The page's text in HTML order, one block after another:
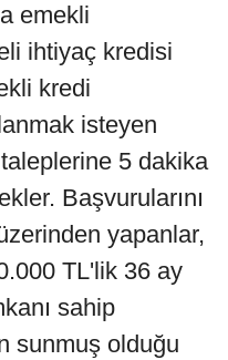
emekli
ihtiyaç kredisi
kredi
isteyen
5 dakika
Başvurularını
yapanlar,
TL'lik 36 ay
sahip
sunmuş olduğu